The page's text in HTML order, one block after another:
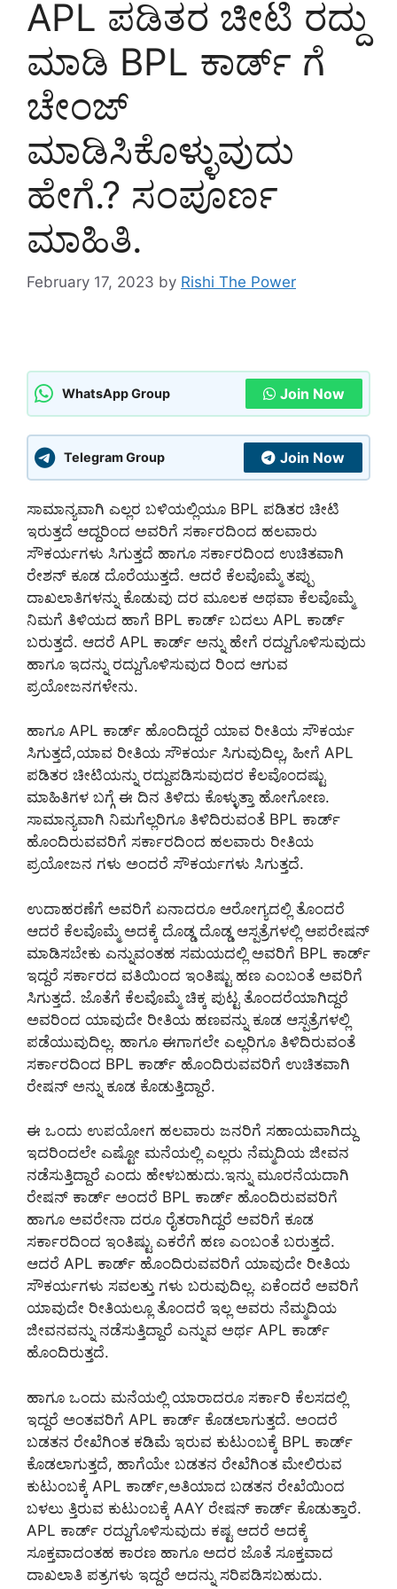
APL ಪಡಿತರ ಚೀಟಿ ರದ್ದು
ಮಾಡಿ BPL ಕಾರ್ಡ್ ಗೆ
ಚೇಂಜ್‌
ಮಾಡಿಸಿಕೊಳ್ಳುವುದು
ಹೇಗೆ.? ಸಂಪೂರ್ಣ
ಮಾಹಿತಿ.
February 17, 2023 by Rishi The Power
WhatsApp Group Join Now
Telegram Group Join Now
ಸಾಮಾನ್ಯವಾಗಿ ಎಲ್ಲರ ಬಳಿಯಲ್ಲಿಯೂ BPL ಪಡಿತರ ಚೀಟಿ
ಇರುತ್ತದೆ ಆದ್ದರಿಂದ ಅವರಿಗೆ ಸರ್ಕಾರದಿಂದ ಹಲವಾರು
ಸೌಕರ್ಯಗಳು ಸಿಗುತ್ತದೆ ಹಾಗೂ ಸರ್ಕಾರದಿಂದ ಉಚಿತವಾಗಿ
ರೇಶನ್ ಕೂಡ ದೊರೆಯುತ್ತದೆ. ಆದರೆ ಕೆಲವೊಮ್ಮೆ ತಪ್ಪು
ದಾಖಲಾತಿಗಳನ್ನು ಕೊಡುವು ದರ ಮೂಲಕ ಅಥವಾ ಕೆಲವೊಮ್ಮೆ
ನಿಮಗೆ ತಿಳಿಯದ ಹಾಗೆ BPL ಕಾರ್ಡ್ ಬದಲು APL ಕಾರ್ಡ್
ಬರುತ್ತದೆ. ಆದರೆ APL ಕಾರ್ಡ್ ಅನ್ನು ಹೇಗೆ ರದ್ದುಗೊಳಿಸುವುದು
ಹಾಗೂ ಇದನ್ನು ರದ್ದುಗೊಳಿಸುವುದ ರಿಂದ ಆಗುವ
ಪ್ರಯೋಜನಗಳೇನು.
ಹಾಗೂ APL ಕಾರ್ಡ್ ಹೊಂದಿದ್ದರೆ ಯಾವ ರೀತಿಯ ಸೌಕರ್ಯ
ಸಿಗುತ್ತದೆ,ಯಾವ ರೀತಿಯ ಸೌಕರ್ಯ ಸಿಗುವುದಿಲ್ಲ, ಹೀಗೆ APL
ಪಡಿತರ ಚೀಟಿಯನ್ನು ರದ್ದುಪಡಿಸುವುದರ ಕೆಲವೊಂದಷ್ಟು
ಮಾಹಿತಿಗಳ ಬಗ್ಗೆ ಈ ದಿನ ತಿಳಿದು ಕೊಳ್ಳುತ್ತಾ ಹೋಗೋಣ.
ಸಾಮಾನ್ಯವಾಗಿ ನಿಮಗೆಲ್ಲರಿಗೂ ತಿಳಿದಿರುವಂತೆ BPL ಕಾರ್ಡ್
ಹೊಂದಿರುವವರಿಗೆ ಸರ್ಕಾರದಿಂದ ಹಲವಾರು ರೀತಿಯ
ಪ್ರಯೋಜನ ಗಳು ಅಂದರೆ ಸೌಕರ್ಯಗಳು ಸಿಗುತ್ತದೆ.
ಉದಾಹರಣೆಗೆ ಅವರಿಗೆ ಏನಾದರೂ ಆರೋಗ್ಯದಲ್ಲಿ ತೊಂದರೆ
ಆದರೆ ಕೆಲವೊಮ್ಮೆ ಅದಕ್ಕೆ ದೊಡ್ಡ ದೊಡ್ಡ ಆಸ್ಪತ್ರೆಗಳಲ್ಲಿ ಆಪರೇಷನ್
ಮಾಡಿಸಬೇಕು ಎನ್ನುವಂತಹ ಸಮಯದಲ್ಲಿ ಅವರಿಗೆ BPL ಕಾರ್ಡ್
ಇದ್ದರೆ ಸರ್ಕಾರದ ವತಿಯಿಂದ ಇಂತಿಷ್ಟು ಹಣ ಎಂಬಂತೆ ಅವರಿಗೆ
ಸಿಗುತ್ತದೆ. ಜೊತೆಗೆ ಕೆಲವೊಮ್ಮೆ ಚಿಕ್ಕ ಪುಟ್ಟ ತೊಂದರೆಯಾಗಿದ್ದರೆ
ಅವರಿಂದ ಯಾವುದೇ ರೀತಿಯ ಹಣವನ್ನು ಕೂಡ ಆಸ್ಪತ್ರೆಗಳಲ್ಲಿ
ಪಡೆಯುವುದಿಲ್ಲ. ಹಾಗೂ ಈಗಾಗಲೇ ಎಲ್ಲರಿಗೂ ತಿಳಿದಿರುವಂತೆ
ಸರ್ಕಾರದಿಂದ BPL ಕಾರ್ಡ್ ಹೊಂದಿರುವವರಿಗೆ ಉಚಿತವಾಗಿ
ರೇಷನ್ ಅನ್ನು ಕೂಡ ಕೊಡುತ್ತಿದ್ದಾರೆ.
ಈ ಒಂದು ಉಪಯೋಗ ಹಲವಾರು ಜನರಿಗೆ ಸಹಾಯವಾಗಿದ್ದು
ಇದರಿಂದಲೇ ಎಷ್ಟೋ ಮನೆಯಲ್ಲಿ ಎಲ್ಲರು ನೆಮ್ಮದಿಯ ಜೀವನ
ನಡೆಸುತ್ತಿದ್ದಾರೆ ಎಂದು ಹೇಳಬಹುದು.ಇನ್ನು ಮೂರನೆಯದಾಗಿ
ರೇಷನ್ ಕಾರ್ಡ್ ಅಂದರೆ BPL ಕಾರ್ಡ್ ಹೊಂದಿರುವವರಿಗೆ
ಹಾಗೂ ಅವರೇನಾ ದರೂ ರೈತರಾಗಿದ್ದರೆ ಅವರಿಗೆ ಕೂಡ
ಸರ್ಕಾರದಿಂದ ಇಂತಿಷ್ಟು ಎಕರೆಗೆ ಹಣ ಎಂಬಂತೆ ಬರುತ್ತದೆ.
ಆದರೆ APL ಕಾರ್ಡ್ ಹೊಂದಿರುವವರಿಗೆ ಯಾವುದೇ ರೀತಿಯ
ಸೌಕರ್ಯಗಳು ಸವಲತ್ತು ಗಳು ಬರುವುದಿಲ್ಲ. ಏಕೆಂದರೆ ಅವರಿಗೆ
ಯಾವುದೇ ರೀತಿಯಲ್ಲೂ ತೊಂದರೆ ಇಲ್ಲ ಅವರು ನೆಮ್ಮದಿಯ
ಜೀವನವನ್ನು ನಡೆಸುತ್ತಿದ್ದಾರೆ ಎನ್ನುವ ಅರ್ಥ APL ಕಾರ್ಡ್
ಹೊಂದಿರುತ್ತದೆ.
ಹಾಗೂ ಒಂದು ಮನೆಯಲ್ಲಿ ಯಾರಾದರೂ ಸರ್ಕಾರಿ ಕೆಲಸದಲ್ಲಿ
ಇದ್ದರೆ ಅಂತವರಿಗೆ APL ಕಾರ್ಡ್ ಕೊಡಲಾಗುತ್ತದೆ. ಅಂದರೆ
ಬಡತನ ರೇಖೆಗಿಂತ ಕಡಿಮೆ ಇರುವ ಕುಟುಂಬಕ್ಕೆ BPL ಕಾರ್ಡ್
ಕೊಡಲಾಗುತ್ತದೆ, ಹಾಗೆಯೇ ಬಡತನ ರೇಖೆಗಿಂತ ಮೇಲಿರುವ
ಕುಟುಂಬಕ್ಕೆ APL ಕಾರ್ಡ್,ಅತಿಯಾದ ಬಡತನ ರೇಖೆಯಿಂದ
ಬಳಲು ತ್ತಿರುವ ಕುಟುಂಬಕ್ಕೆ AAY ರೇಷನ್ ಕಾರ್ಡ್ ಕೊಡುತ್ತಾರೆ.
APL ಕಾರ್ಡ್ ರದ್ದುಗೊಳಿಸುವುದು ಕಷ್ಟ ಆದರೆ ಅದಕ್ಕೆ
ಸೂಕ್ತವಾದಂತಹ ಕಾರಣ ಹಾಗೂ ಅದರ ಜೊತೆ ಸೂಕ್ತವಾದ
ದಾಖಲಾತಿ ಪತ್ರಗಳು ಇದ್ದರೆ ಅದನ್ನು ಸರಿಪಡಿಸಬಹುದು.